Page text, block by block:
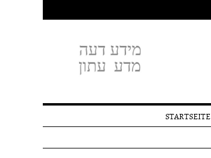
STARTSEITE